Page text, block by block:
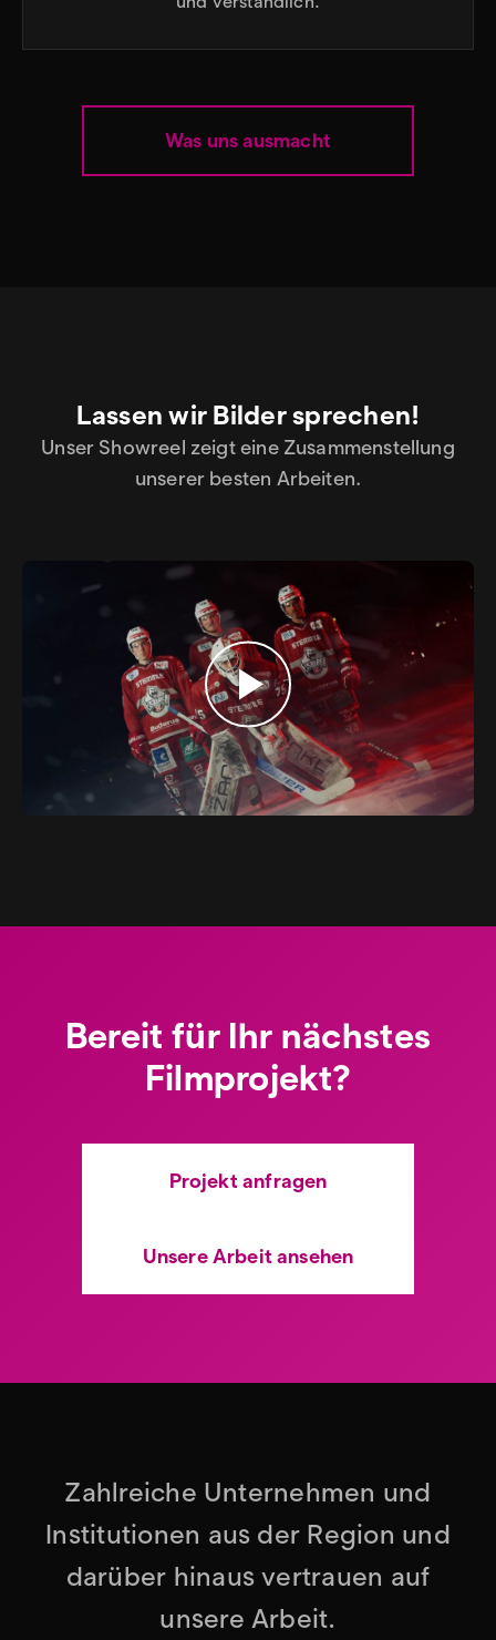
Was uns ausmacht
Lassen wir Bilder sprechen!
Unser Showreel zeigt eine Zusammenstellung
unserer besten Arbeiten.
Bereit für Ihr nächstes
Filmprojekt?
Projekt anfragen
Unsere Arbeit ansehen
Zahlreiche Unternehmen und
Institutionen aus der Region und
darüber hinaus vertrauen auf
unsere Arbeit.